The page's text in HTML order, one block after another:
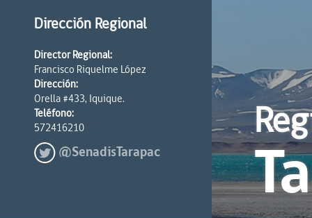
Dirección Regional
Director Regional:
Francisco Riquelme López
Dirección:
Orella #433, Iquique.
Teléfono:
572416210
@SenadisTarapac